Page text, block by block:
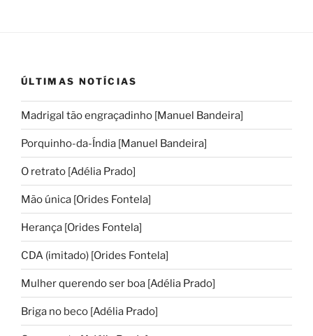
ÚLTIMAS NOTÍCIAS
Madrigal tão engraçadinho [Manuel Bandeira]
Porquinho-da-Índia [Manuel Bandeira]
O retrato [Adélia Prado]
Mão única [Orides Fontela]
Herança [Orides Fontela]
CDA (imitado) [Orides Fontela]
Mulher querendo ser boa [Adélia Prado]
Briga no beco [Adélia Prado]